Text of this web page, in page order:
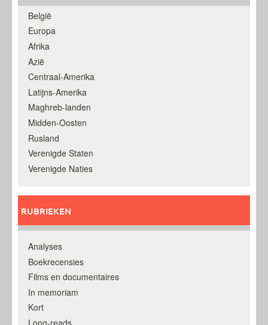
België
Europa
Afrika
Azië
Centraal-Amerika
Latijns-Amerika
Maghreb-landen
Midden-Oosten
Rusland
Verenigde Staten
Verenigde Naties
RUBRIEKEN
Analyses
Boekrecensies
Films en documentaires
In memoriam
Kort
Long-reads